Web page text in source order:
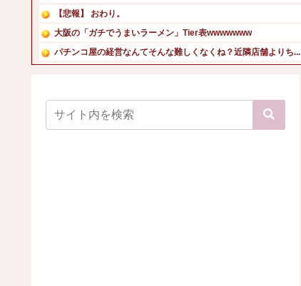
【悲報】 おわり。
大阪の「ガチでうまいラーメン」Tier表wwwwwww
パチンコ屋の経営なんてそんな難しくなくね？近隣店舗よりち...
【画像】コスプレ女さん、太ももがはち切れそう
【画像】現役女子大生のお天気リポーターの白ビキニ姿！